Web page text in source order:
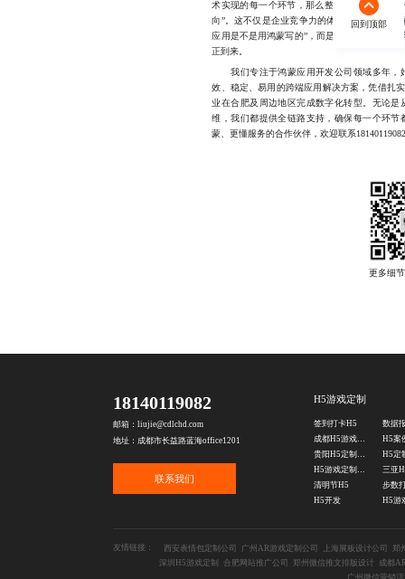
术实现的每一个环节，那么整个行业或将迎
向”。这不仅是企业竞争力的体现，更是推动
应用是不是用鸿蒙写的”，而是惊叹于“它怎么
正到来。
我们专注于鸿蒙应用开发公司领域多年，
效、稳定、易用的跨端应用解决方案，凭借扎
业在合肥及周边地区完成数字化转型。无论是
维，我们都提供全链路支持，确保每一个环
蒙、更懂服务的合作伙伴，欢迎联系
18140119082
邮箱：liujie@cdlchd.com
地址：成都市长益路蓝海office1201
联系我们
H5游戏定制
签到打卡H5
成都H5游戏开发
H5案
三亚
清明节H5
步数
H5开发
H5游
友情链接： 西安表情包定制公司 广州AR游戏定制公司 上海展板设计公司
郑
深圳H5游戏定制
合肥网站推广公司 郑州微信推文排版设计
成都
广州微信营销
回到顶部